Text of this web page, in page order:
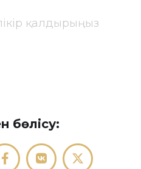
қалдырыңыз
бөлісу: